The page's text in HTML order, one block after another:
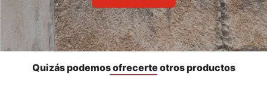
👀 Lo Nuevo
🤑 Zona Outlet
Quizás podemos ofrecerte otros productos